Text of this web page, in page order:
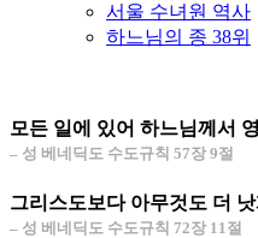
서울 수녀원 역사
하느님의 종 38위
모든 일에 있어 하느님께서
– 성 베네딕도 수도규칙 57장 9절
그리스도보다 아무것도 더
– 성 베네딕도 수도규칙 72장 11절